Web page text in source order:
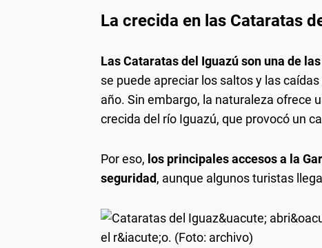
La crecida en las Cataratas
Las Cataratas del Iguazú son una de
se puede apreciar los saltos y las
año. Sin embargo, la naturaleza ofrece
crecida del río Iguazú, que provocó un
Por eso, los principales accesos a la
seguridad, aunque algunos turistas